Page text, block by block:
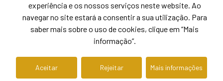
experiência e os nossos serviços neste website. Ao
navegar no site estará a consentir a sua utilização. Para
saber mais sobre o uso de cookies, clique em “Mais
informação”.
Aceitar Rejeitar Mais informações